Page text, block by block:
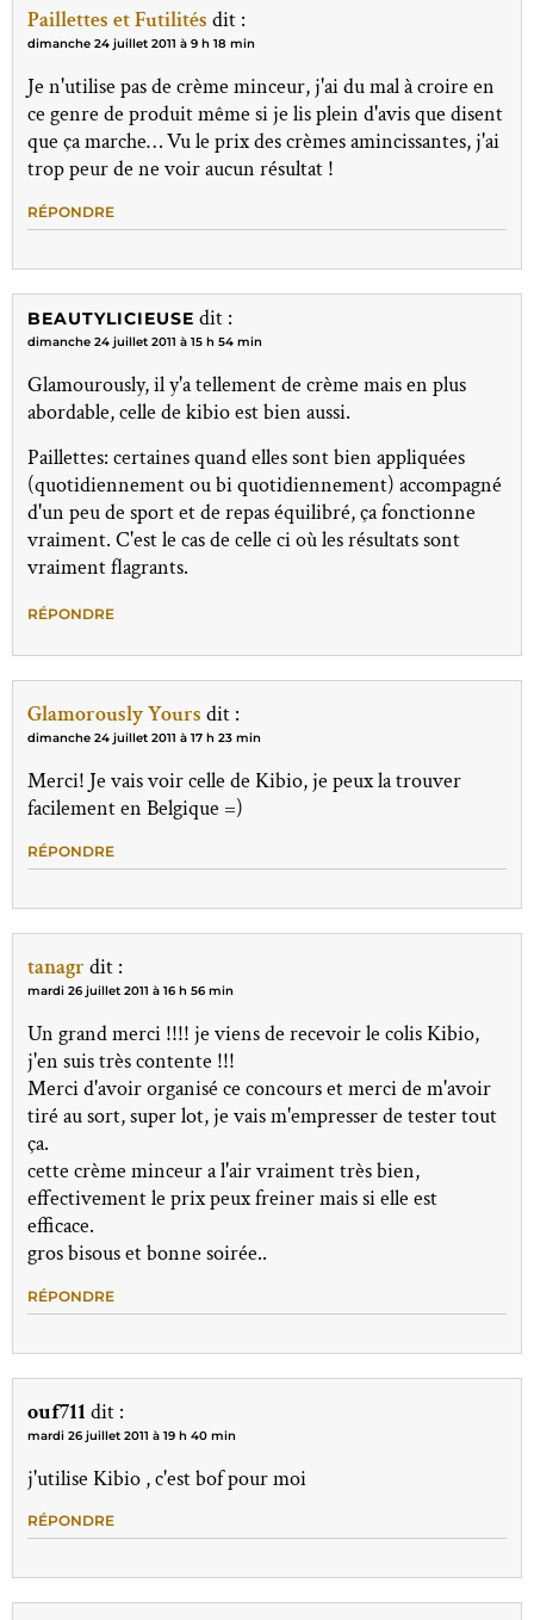
Paillettes et Futilités dit :
dimanche 24 juillet 2011 à 9 h 18 min
Je n'utilise pas de crème minceur, j'ai du mal à croire en
ce genre de produit même si je lis plein d'avis que disent
que ça marche… Vu le prix des crèmes amincissantes, j'ai
trop peur de ne voir aucun résultat !
RÉPONDRE
BEAUTYLICIEUSE dit :
dimanche 24 juillet 2011 à 15 h 54 min
Glamourously, il y'a tellement de crème mais en plus
abordable, celle de kibio est bien aussi.
Paillettes: certaines quand elles sont bien appliquées
(quotidiennement ou bi quotidiennement) accompagné
d'un peu de sport et de repas équilibré, ça fonctionne
vraiment. C'est le cas de celle ci où les résultats sont
vraiment flagrants.
RÉPONDRE
Glamorously Yours dit :
dimanche 24 juillet 2011 à 17 h 23 min
Merci! Je vais voir celle de Kibio, je peux la trouver
facilement en Belgique =)
RÉPONDRE
tanagr dit :
mardi 26 juillet 2011 à 16 h 56 min
Un grand merci !!!! je viens de recevoir le colis Kibio,
j'en suis très contente !!!
Merci d'avoir organisé ce concours et merci de m'avoir
tiré au sort, super lot, je vais m'empresser de tester tout
ça.
cette crème minceur a l'air vraiment très bien,
effectivement le prix peux freiner mais si elle est
efficace.
gros bisous et bonne soirée..
RÉPONDRE
ouf711 dit :
mardi 26 juillet 2011 à 19 h 40 min
j'utilise Kibio , c'est bof pour moi
RÉPONDRE